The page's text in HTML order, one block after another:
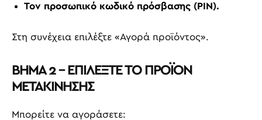
Τον προσωπικό κωδικό πρόσβασης (PIN).
Στη συνέχεια επιλέξτε «Αγορά προϊόντος».
ΒΗΜΑ 2 – ΕΠΙΛΕΞΤΕ ΤΟ ΠΡΟΪΟΝ
ΜΕΤΑΚΙΝΗΣΗΣ
Μπορείτε να αγοράσετε: